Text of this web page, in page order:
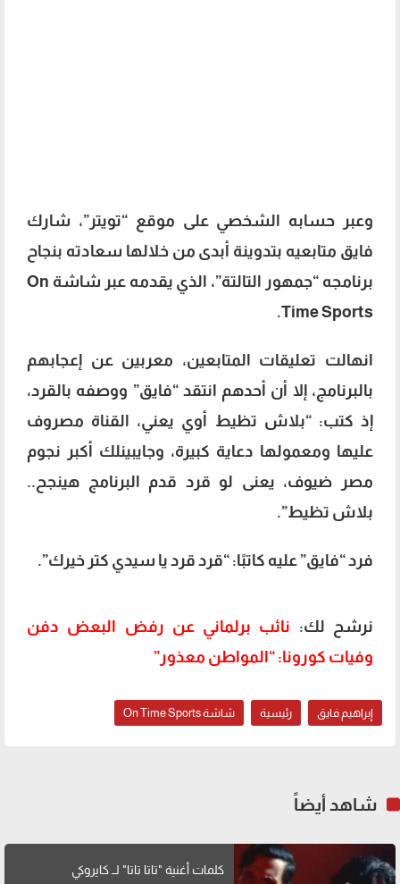
وعبر حسابه الشخصي على موقع “تويتر”، شارك
فايق متابعيه بتدوينة أبدى من خلالها سعادته بنجاح
برنامجه “جمهور التالتة”، الذي يقدمه عبر شاشة On
Time Sports.
انهالت تعليقات المتابعين، معربين عن إعجابهم
بالبرنامج، إلا أن أحدهم انتقد “فايق” ووصفه بالقرد،
إذ كتب: “بلاش تظيط أوي يعني، القناة مصروف
عليها ومعمولها دعاية كبيرة، وجايبينلك أكبر نجوم
مصر ضيوف، يعنى لو قرد قدم البرنامج هينجح..
بلاش تظيط”.
فرد “فايق” عليه كاتبًا: “قرد قرد يا سيدي كتر خيرك”.
نرشح لك: نائب برلماني عن رفض البعض دفن
وفيات كورونا: “المواطن معذور”
إبراهيم فايق رئيسية شاشة On Time Sports
شاهد أيضاً
كلمات أغنية "تاتا تاتا" لــ كايروكي